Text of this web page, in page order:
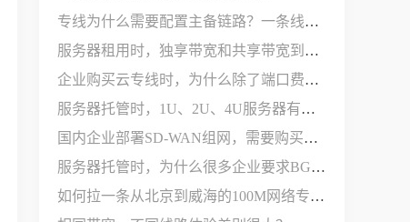
专线为什么需要配置主备链路？一条线路不够用吗？
服务器租用时，独享带宽和共享带宽到底有什么区别？
企业购买云专线时，为什么除了端口费，还要支付接入费？
服务器托管时，1U、2U、4U服务器有什么区别？
国内企业部署SD-WAN组网，需要购买哪些设备和服务？
服务器托管时，为什么很多企业要求BGP多线接入？
如何拉一条从北京到威海的100M网络专线？